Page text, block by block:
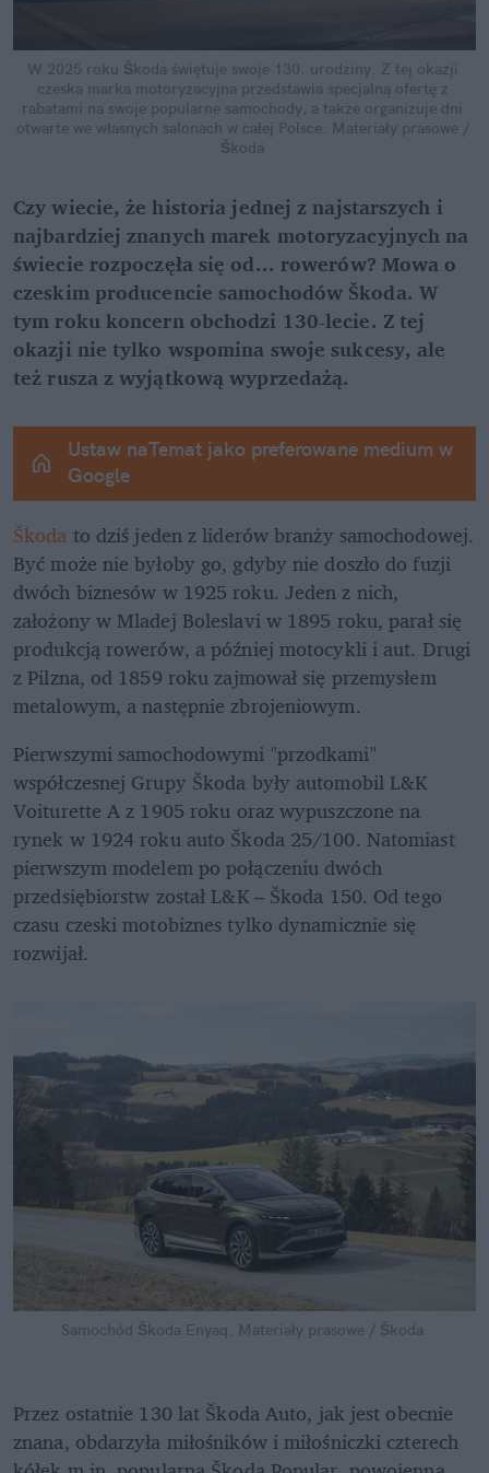
W 2025 roku Škoda świętuje swoje 130. urodziny. Z tej okazji
czeska marka motoryzacyjna przedstawia specjalną ofertę z
rabatami na swoje popularne samochody, a także organizuje dni
otwarte we własnych salonach w całej Polsce. Materiały prasowe /
Škoda
Czy wiecie, że historia jednej z najstarszych i
najbardziej znanych marek motoryzacyjnych na
świecie rozpoczęła się od... rowerów? Mowa o
czeskim producencie samochodów Škoda. W
tym roku koncern obchodzi 130-lecie. Z tej
okazji nie tylko wspomina swoje sukcesy, ale
też rusza z wyjątkową wyprzedażą.
Ustaw naTemat jako preferowane medium w
Google
Škoda to dziś jeden z liderów branży samochodowej.
Być może nie byłoby go, gdyby nie doszło do fuzji
dwóch biznesów w 1925 roku. Jeden z nich,
założony w Mladej Boleslavi w 1895 roku, parał się
produkcją rowerów, a później motocykli i aut. Drugi
z Pilzna, od 1859 roku zajmował się przemysłem
metalowym, a następnie zbrojeniowym.
Pierwszymi samochodowymi "przodkami"
współczesnej Grupy Škoda były automobil L&K
Voiturette A z 1905 roku oraz wypuszczone na
rynek w 1924 roku auto Škoda 25/100. Natomiast
pierwszym modelem po połączeniu dwóch
przedsiębiorstw został L&K – Škoda 150. Od tego
czasu czeski motobiznes tylko dynamicznie się
rozwijał.
Samochód Škoda Enyaq. Materiały prasowe / Škoda
Przez ostatnie 130 lat Škoda Auto, jak jest obecnie
znana, obdarzyła miłośników i miłośniczki czterech